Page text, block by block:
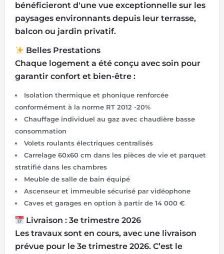
bénéficieront d'une vue exceptionnelle sur les
paysages environnants depuis leur terrasse,
balcon ou jardin privatif.
Belles Prestations
Chaque logement a été conçu avec soin pour
garantir confort et bien-être :
Isolation thermique et phonique renforcée
conformément à la norme RT 2012 -20%
Chauffage individuel au gaz avec chaudière basse
consommation
Volets roulants électriques centralisés
Carrelage 60x60 cm dans les pièces de vie et parquet
stratifié dans les chambres
Meuble de salle de bain équipé
Ascenseur et immeuble sécurisé par vidéophone
Caves et garages en option à partir de 14 000 €
Livraison : 3e trimestre 2026
Les travaux sont en cours, avec une livraison
prévue pour le 3e trimestre 2026. C’est le